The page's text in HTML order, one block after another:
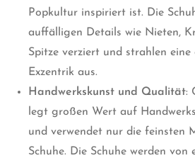
Popkultur inspiriert ist. Die
auffälligen Details wie Nieten,
Spitze verziert und strahlen
Exzentrik aus.
Handwerkskunst und Qualität:
legt großen Wert auf
und verwendet nur die feinsten
Schuhe. Die Schuhe werden von